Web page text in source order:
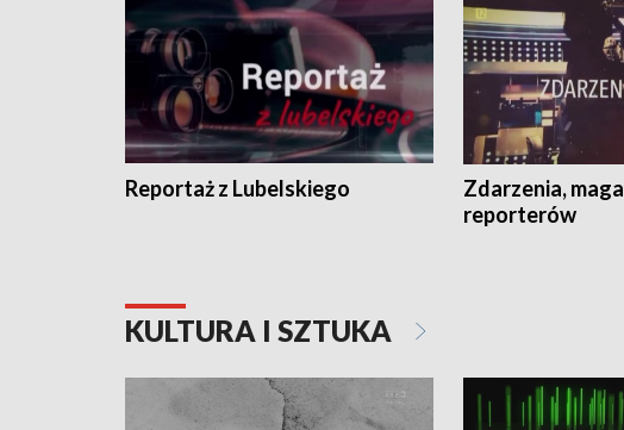
Reportaż z Lubelskiego
Zdarzenia,
reporterów
KULTURA I SZTUKA